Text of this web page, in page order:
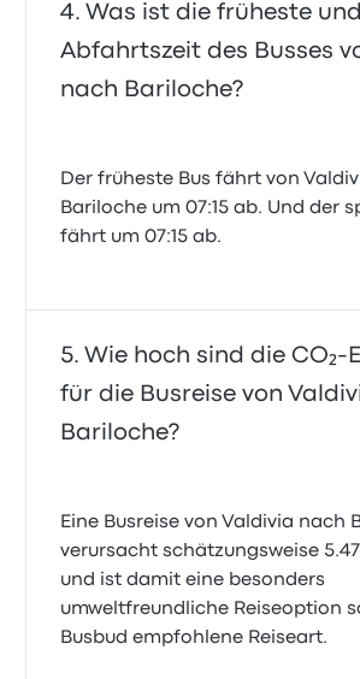
Was ist die früheste
Abfahrtszeit des Busses
nach Bariloche?
Der früheste Bus fährt von
Bariloche um 07:15 ab. Und der
fährt um 07:15 ab.
Wie hoch sind die CO₂-
für die Busreise von
Bariloche?
Eine Busreise von Valdivia nach
verursacht schätzungsweise
und ist damit eine besonders
umweltfreundliche Reiseoption
Busbud empfohlene Reiseart.